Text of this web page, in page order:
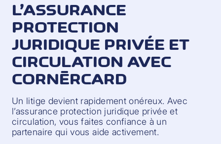
L’ASSURANCE
PROTECTION
JURIDIQUE PRIVÉE ET
CIRCULATION AVEC
CORNÈRCARD
Un litige devient rapidement onéreux. Avec
l’assurance protection juridique privée et
circulation, vous faites confiance à un
partenaire qui vous aide activement.